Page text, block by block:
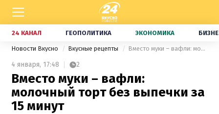
24 КАНАЛ ГЕОПОЛИТИКА ЭКОНОМИКА
Новости Вкусно Вкусные рецепты Вместо муки – вафли: молочный торт без выпечки за 15 минут
4 января, 17:48 2
Вместо муки – вафли:
молочный торт без выпечки за
15 минут